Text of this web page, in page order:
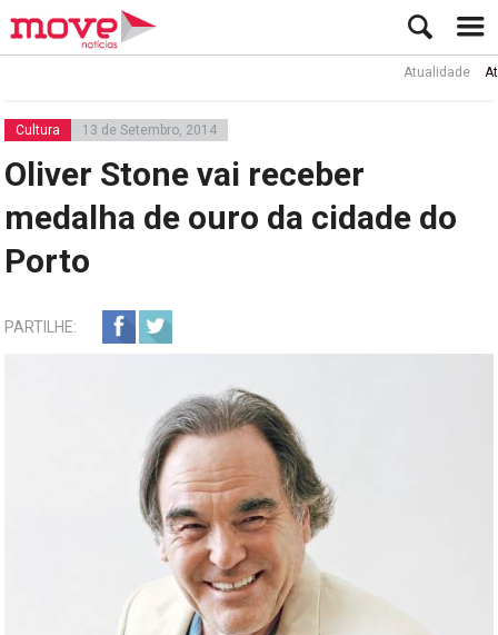
Atualidade Ator
Cultura 13 de Setembro, 2014
Oliver Stone vai receber
medalha de ouro da cidade do
Porto
PARTILHE: